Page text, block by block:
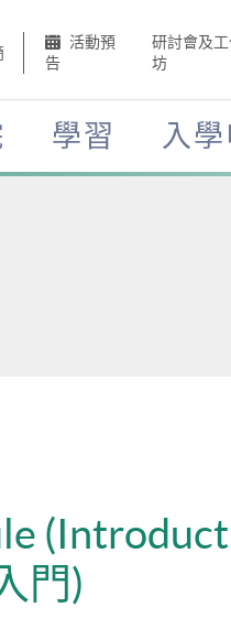
活動預
告
研討會及
坊
學習 入
門)